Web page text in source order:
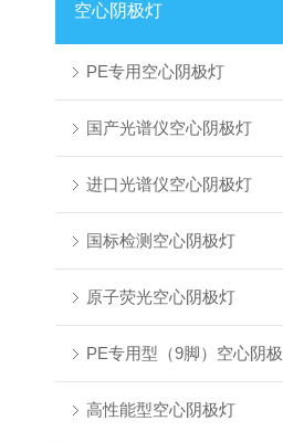
空心阴极灯
PE专用空心阴极灯
国产光谱仪空心阴极灯
进口光谱仪空心阴极灯
国标检测空心阴极灯
原子荧光空心阴极灯
PE专用型（9脚）空心阴极
高性能型空心阴极灯